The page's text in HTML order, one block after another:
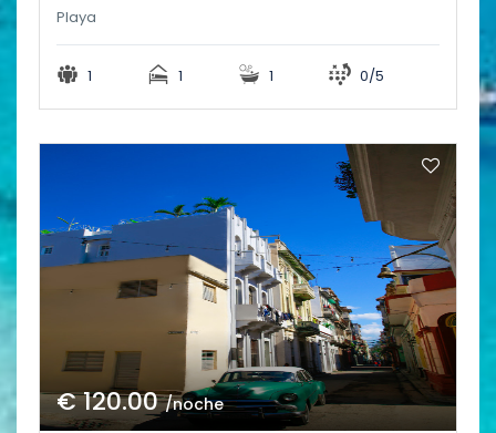
Playa
1 1 1 0/5
€ 120.00/noche